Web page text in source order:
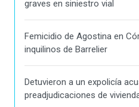
graves en siniestro vial
Femicidio de Agostina en
inquilinos de Barrelier
Detuvieron a un expolicía
preadjudicaciones de